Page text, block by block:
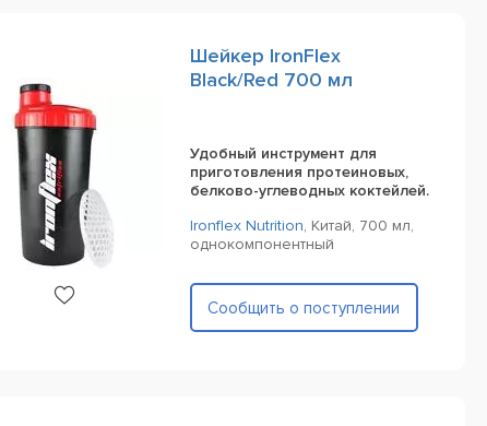
Шейкер IronFlex
Black/Red 700 мл
Удобный инструмент для
приготовления протеиновых,
белково-углеводных коктейлей.
Ironflex Nutrition, Китай, 700 мл,
однокомпонентный
Сообщить о поступлении